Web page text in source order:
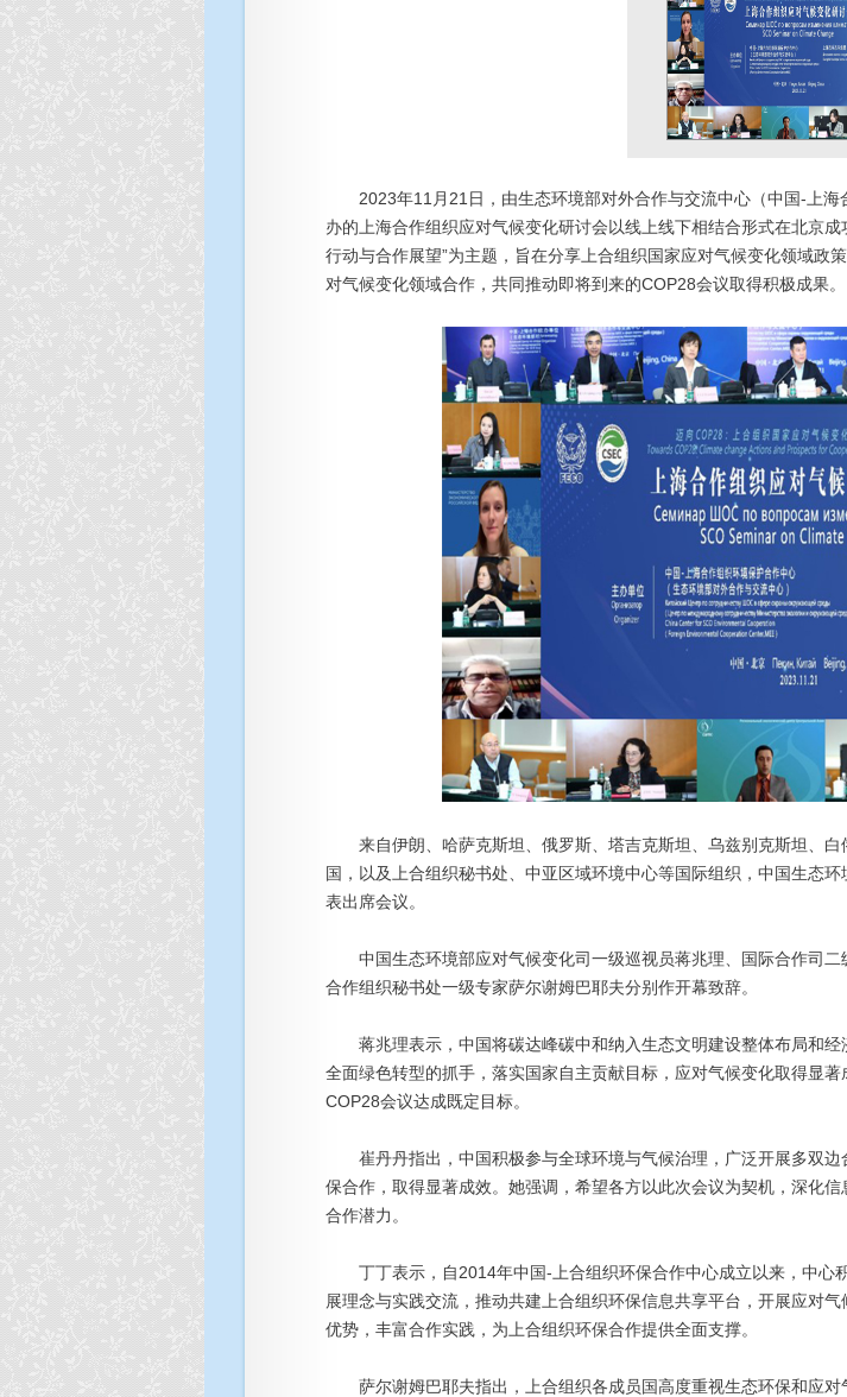
2023年11月21日，由生态环境部对外合作与交流中心（中国-上海
办的上海合作组织应对气候变化研讨会以线上线下相结合形式在北京
行动与合作展望”为主题，旨在分享上合组织国家应对气候变化领域政
对气候变化领域合作，共同推动即将到来的COP28会议取得积极成果。
来自伊朗、哈萨克斯坦、俄罗斯、塔吉克斯坦、乌兹别克斯坦、白
国，以及上合组织秘书处、中亚区域环境中心等国际组织，中国生态
表出席会议。
中国生态环境部应对气候变化司一级巡视员蒋兆理、国际合作司二
合作组织秘书处一级专家萨尔谢姆巴耶夫分别作开幕致辞。
蒋兆理表示，中国将碳达峰碳中和纳入生态文明建设整体布局和经
全面绿色转型的抓手，落实国家自主贡献目标，应对气候变化取得显
COP28会议达成既定目标。
崔丹丹指出，中国积极参与全球环境与气候治理，广泛开展多双边
保合作，取得显著成效。她强调，希望各方以此次会议为契机，深化
合作潜力。
丁丁表示，自2014年中国-上合组织环保合作中心成立以来，中心
展理念与实践交流，推动共建上合组织环保信息共享平台，开展应对
优势，丰富合作实践，为上合组织环保合作提供全面支撑。
萨尔谢姆巴耶夫指出，上合组织各成员国高度重视生态环保和应对